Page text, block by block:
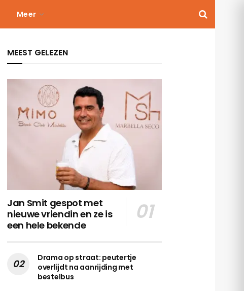
Meer
MEEST GELEZEN
Jan Smit gespot met
nieuwe vriendin en ze is
een hele bekende
Drama op straat: peutertje
overlijdt na aanrijding met
bestelbus